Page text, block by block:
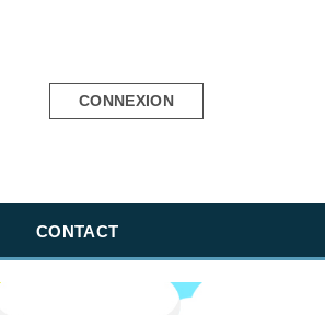
CONNEXION
CONTACT